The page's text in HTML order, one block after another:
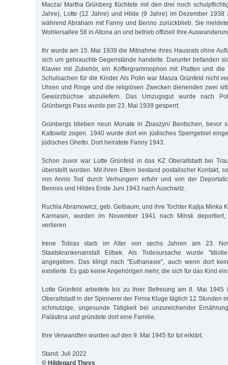
Macza/ Martha Grünberg flüchtete mit den drei noch
Jahre), Lotte (12 Jahre) und Hilde (9 Jahre) im Dezember 1938
während Abraham mit Fanny und Benno zurückblieb. Sie
Wohlersallee 58 in Altona an und betrieb offiziell ihre
Ihr wurde am 15. Mai 1939 die Mitnahme ihres Hausrats ohne
sich um gebrauchte Gegenstände handelte. Darunter befanden
Klavier mit Zubehör, ein Koffergrammophon mit Platten und
Schulsachen für die Kinder. Als Polin war Masza Grünfeld nicht
Uhren und Ringe und die religiösen Zwecken dienenden zwei
Gewürzbüchse abzuliefern. Das Umzugsgut wurde nach
Grünbergs Pass wurde per 23. Mai 1939 gesperrt.
Grünbergs blieben neun Monate in Zbaszyn/ Bentschen, bevor
Kattowitz zogen. 1940 wurde dort ein jüdisches Sperrgebiet
jüdisches Ghetto. Dort heiratete Fanny 1943.
Schon zuvor war Lotte Grünfeld in das KZ Oberaltstadt bei
überstellt worden. Mit ihren Eltern bestand postalischer Kontakt,
von Annis Tod durch Verhungern erfuhr und von der
Bennos und Hildes Ende Juni 1943 nach Auschwitz.
Ruchla Abramowicz, geb. Gelbaum, und ihre Tochter Kajlja Minka
Karmasin, wurden im November 1941 nach Minsk
verlieren.
Irene Tobias starb im Alter von sechs Jahren am 23.
Staatskrankenanstalt Eilbek. Als Todesursache wurde
angegeben. Das klingt nach "Euthanasie", auch wenn dort
existierte. Es gab keine Angehörigen mehr, die sich für das Kind
Lotte Grünfeld arbeitete bis zu ihrer Befreiung am 8. Mai 1945
Oberaltstadt in der Spinnerei der Firma Kluge täglich 12 Stunden
schmutzige, ungesunde Tätigkeit bei unzureichender
Palästina und gründete dort eine Familie.
Ihre Verwandten wurden auf den 9. Mai 1945 für tot erklärt.
Stand: Juli 2022
© Hildegard Thevs